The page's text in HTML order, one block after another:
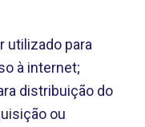
utilizado para
à internet;
distribuição do
ou